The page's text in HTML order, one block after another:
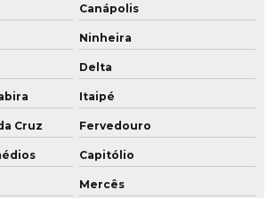
Canápolis
Ninheira
Delta
Itaipé
Cruz Fervedouro
Capitólio
Mercês